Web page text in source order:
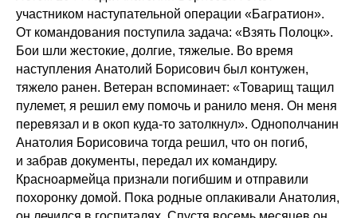
участником наступательной операции «Багратион».
От командования поступила задача: «Взять Полоцк».
Бои шли жестокие, долгие, тяжелые. Во время
наступления Анатолий Борисович был контужен,
тяжело ранен. Ветеран вспоминает: «Товарищ тащил
пулемет, я решил ему помочь и ранило меня. Он меня
перевязал и в окоп куда-то затолкнул». Однополчанин
Анатолия Борисовича тогда решил, что он погиб,
и забрав документы, передал их командиру.
Красноармейца признали погибшим и отправили
похоронку домой. Пока родные оплакивали Анатолия,